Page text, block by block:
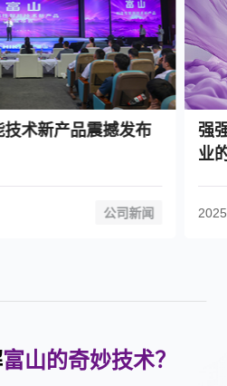
术新产品震撼发布
公司新闻
强
业
富山的奇妙技术？